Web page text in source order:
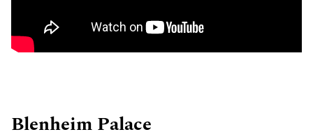
Blenheim Palace